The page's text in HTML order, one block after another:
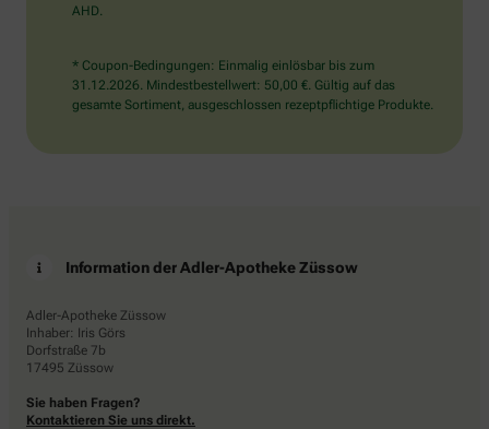
AHD.
* Coupon-Bedingungen: Einmalig einlösbar bis zum
31.12.2026. Mindestbestellwert: 50,00 €. Gültig auf das
gesamte Sortiment, ausgeschlossen rezeptpflichtige Produkte.
Information der Adler-Apotheke Züssow
Adler-Apotheke Züssow
Inhaber: Iris Görs
Dorfstraße 7b
17495 Züssow
Sie haben Fragen?
Kontaktieren Sie uns direkt.